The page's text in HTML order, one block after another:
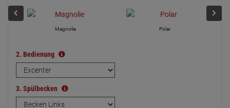
Magnolie Polar
2. Bedienung
3. Spülbecken